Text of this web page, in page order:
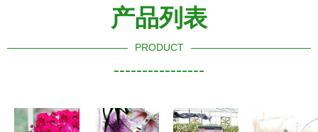
产品列表
PRODUCT
----------------